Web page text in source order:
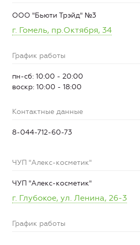
ООО "Бьюти Трэйд" №3
г. Гомель, пр.Октября, 34
График работы
пн-сб: 10:00 - 20:00
воскр: 10:00 - 18:00
Контактные данные
8-044-712-60-73
ЧУП "Алекс-косметик"
ЧУП "Алекс-косметик"
г. Глубокое, ул. Ленина, 26-3
График работы